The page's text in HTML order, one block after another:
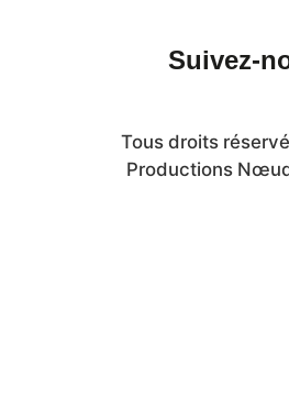
Suivez-
Tous droits
Productions